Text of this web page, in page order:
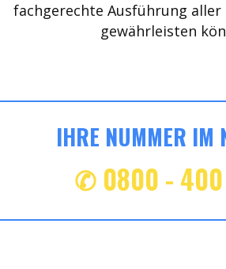
fachgerechte Ausführung
gewährleisten
IHRE NUMMER IM
✆ 0800 - 400